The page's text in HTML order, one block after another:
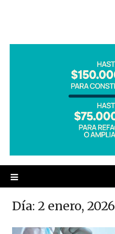
Día: 2 enero, 2026